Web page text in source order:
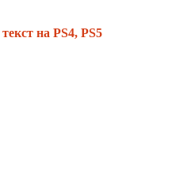
на PS4, PS5